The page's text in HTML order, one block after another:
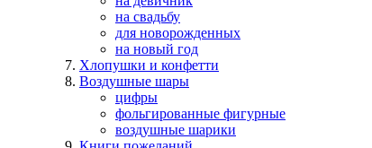
на свадьбу
для новорожденных
на новый год
Хлопушки и конфетти
Воздушные шары
цифры
фольгированные фигурные
воздушные шарики